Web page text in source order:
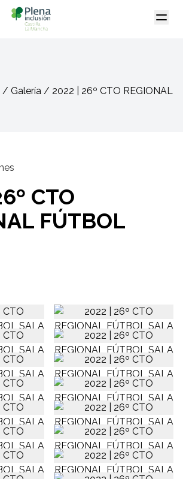
/ Galería / 2022 | 26º CTO REGIONAL
CTO
FÚTBOL